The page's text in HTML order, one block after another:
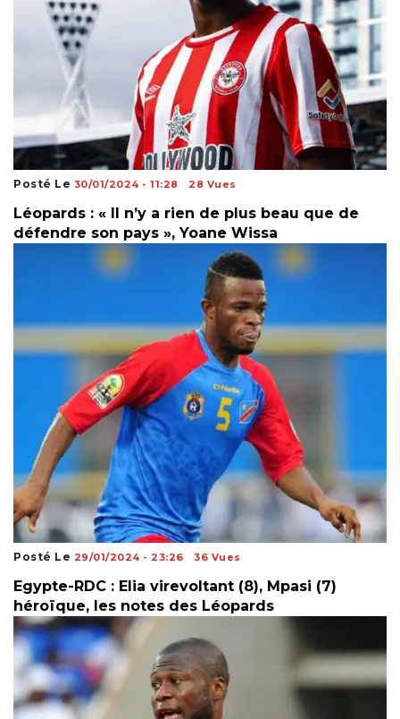
Posté Le 30/01/2024 - 11:28 28 Vues
Léopards : « Il n’y a rien de plus beau que de
défendre son pays », Yoane Wissa
Posté Le 29/01/2024 - 23:26 36 Vues
Egypte-RDC : Elia virevoltant (8), Mpasi (7)
héroïque, les notes des Léopards